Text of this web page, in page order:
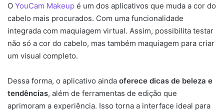
O YouCam Makeup é um dos aplicativos que muda a cor do
cabelo mais procurados. Com uma funcionalidade
integrada com maquiagem virtual. Assim, possibilita testar
não só a cor do cabelo, mas também maquiagem para criar
um visual completo.
Dessa forma, o aplicativo ainda oferece dicas de beleza e
tendências, além de ferramentas de edição que
aprimoram a experiência. Isso torna a interface ideal para